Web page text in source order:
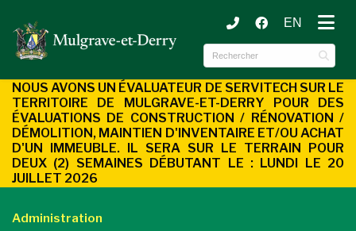
(Municipalité )
EN
NOUS AVONS UN ÉVALUATEUR DE SERVITECH SUR LE
TERRITOIRE DE MULGRAVE-ET-DERRY POUR DES
ÉVALUATIONS DE CONSTRUCTION / RÉNOVATION /
DÉMOLITION, MAINTIEN D'INVENTAIRE ET/OU ACHAT
D'UN
IMMEUBLE. IL SERA SUR LE TERRAIN POUR
DEUX (2) SEMAINES DÉBUTANT LE : LUNDI LE 20
JUILLET 2026
Administration